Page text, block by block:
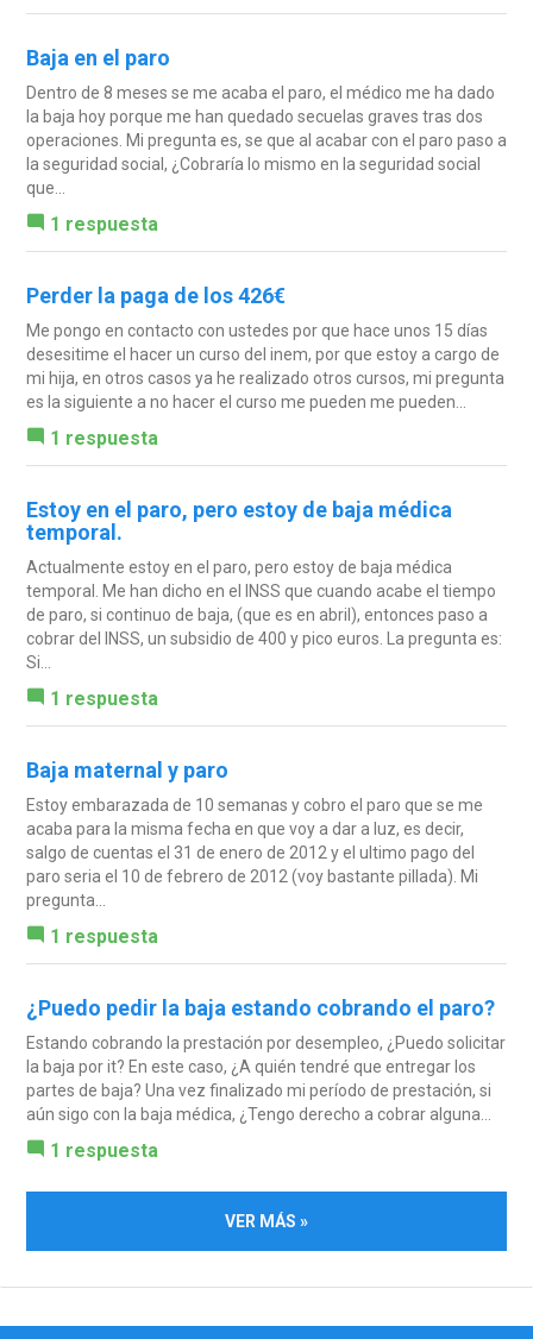
Baja en el paro
Dentro de 8 meses se me acaba el paro, el médico me ha dado
la baja hoy porque me han quedado secuelas graves tras dos
operaciones. Mi pregunta es, se que al acabar con el paro paso a
la seguridad social, ¿Cobraría lo mismo en la seguridad social
que...
1 respuesta
Perder la paga de los 426€
Me pongo en contacto con ustedes por que hace unos 15 días
desesitime el hacer un curso del inem, por que estoy a cargo de
mi hija, en otros casos ya he realizado otros cursos, mi pregunta
es la siguiente a no hacer el curso me pueden me pueden...
1 respuesta
Estoy en el paro, pero estoy de baja médica
temporal.
Actualmente estoy en el paro, pero estoy de baja médica
temporal. Me han dicho en el INSS que cuando acabe el tiempo
de paro, si continuo de baja, (que es en abril), entonces paso a
cobrar del INSS, un subsidio de 400 y pico euros. La pregunta es:
Si...
1 respuesta
Baja maternal y paro
Estoy embarazada de 10 semanas y cobro el paro que se me
acaba para la misma fecha en que voy a dar a luz, es decir,
salgo de cuentas el 31 de enero de 2012 y el ultimo pago del
paro seria el 10 de febrero de 2012 (voy bastante pillada). Mi
pregunta...
1 respuesta
¿Puedo pedir la baja estando cobrando el paro?
Estando cobrando la prestación por desempleo, ¿Puedo solicitar
la baja por it? En este caso, ¿A quién tendré que entregar los
partes de baja? Una vez finalizado mi período de prestación, si
aún sigo con la baja médica, ¿Tengo derecho a cobrar alguna...
1 respuesta
VER MÁS »